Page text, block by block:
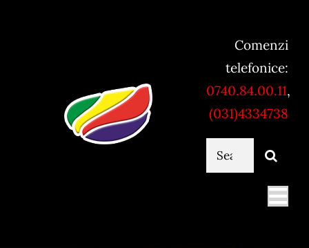
Comenzi
telefonice:
0740.84.00.11,
(031)4334738
Cautare...